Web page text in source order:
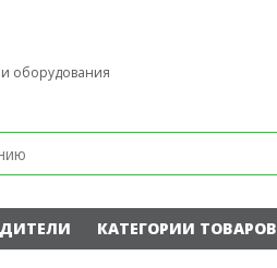
оборудования
КАТЕГОРИИ ТОВАРОВ